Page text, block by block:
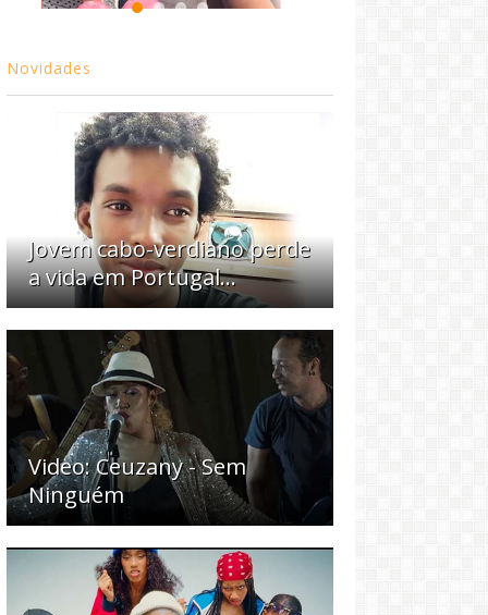
Novidades
Jovem cabo-verdiano perde
a vida em Portugal...
Video: Ceuzany - Sem
Ninguém